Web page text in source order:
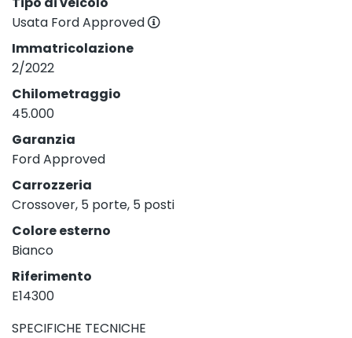
Usata Ford Approved
Immatricolazione
2/2022
Chilometraggio
45.000
Garanzia
Ford Approved
Carrozzeria
Crossover, 5 porte, 5 posti
Colore esterno
Bianco
Riferimento
E14300
SPECIFICHE TECNICHE